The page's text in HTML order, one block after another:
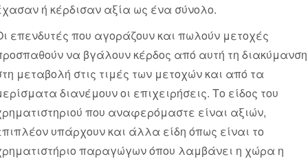
ή κέρδισαν αξία ως ένα σύνολο.
επενδυτές που αγοράζουν και πωλούν μετοχές
να βγάλουν κέρδος από αυτή τη διακύμανση
μεταβολή στις τιμές των μετοχών και από τα
διανέμουν οι επιχειρήσεις. Το είδος του
που αναφερόμαστε είναι αξιών,
υπάρχουν και άλλα είδη όπως είναι το
παραγώγων όπου λαμβάνει η χώρα η